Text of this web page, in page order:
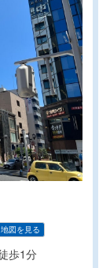
地図を見る
歩1分